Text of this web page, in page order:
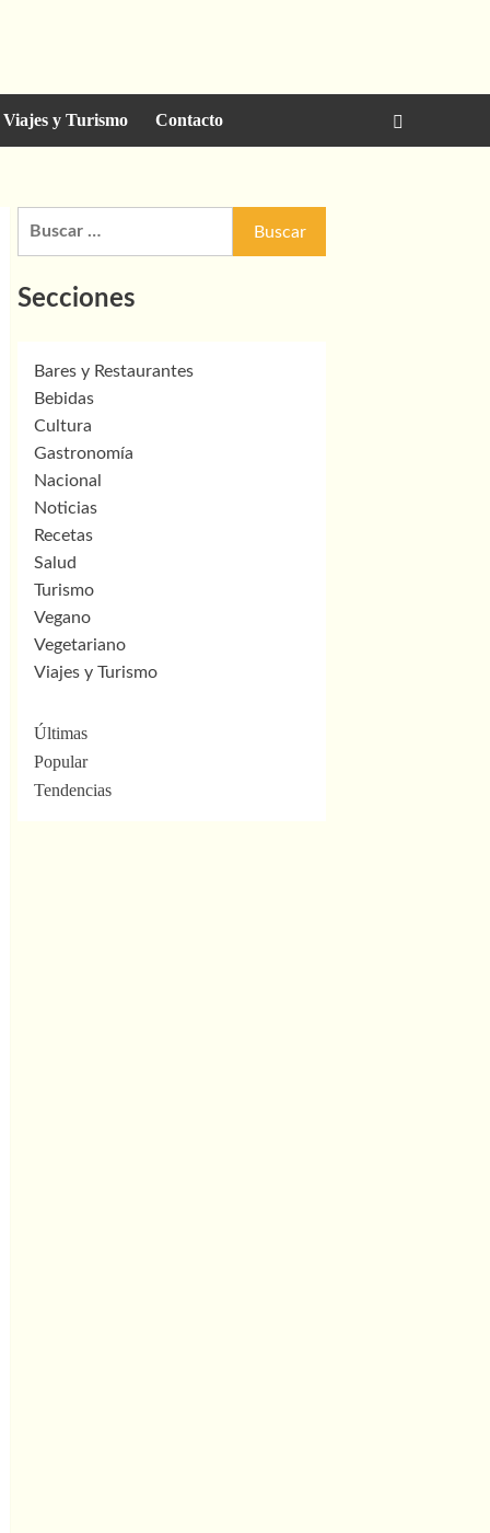
Viajes y Turismo Contacto
Secciones
Bares y Restaurantes
Bebidas
Cultura
Gastronomía
Nacional
Noticias
Recetas
Salud
Turismo
Vegano
Vegetariano
Viajes y Turismo
Últimas
Popular
Tendencias